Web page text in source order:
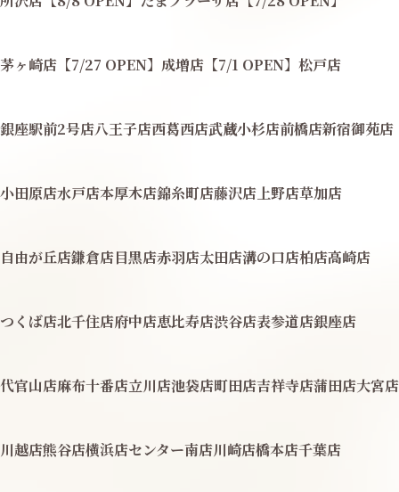
茅ヶ崎店【7/27 OPEN】 成増店【7/1 OPEN】 松戸店
銀座駅前2号店八王子店西葛西店武蔵小杉店前橋店新宿御苑店
小田原店水戸店本厚木店錦糸町店藤沢店 上野店草加店
自由が丘店鎌倉店目黒店赤羽店太田店溝の口店柏店高崎店
つくば店北千住店府中店恵比寿店渋谷店表参道店銀座店
代官山店麻布十番店立川店池袋店町田店吉祥寺店蒲田店大宮店
川越店熊谷店横浜店センター南店川崎店橋本店千葉店